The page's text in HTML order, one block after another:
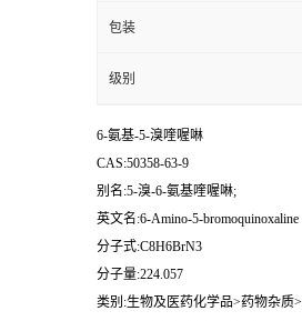
包装
级别
6-氨基-5-溴喹喔啉
CAS:50358-63-9
别名:5-溴-6-氨基喹喔啉;
英文名:6-Amino-5-bromoquinoxaline
分子式:C8H6BrN3
分子量:224.057
类别:生物及医药化学品>药物杂质>